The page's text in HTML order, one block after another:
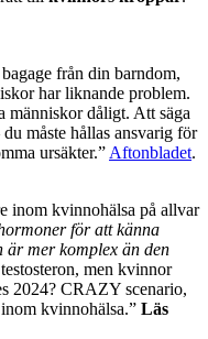
från din barndom,
har liknande problem.
människor dåligt. Att säga
måste hållas ansvarig för
ursäkter.” Aftonbladet.
inom kvinnohälsa på allvar
för att känna
är mer komplex än den
men kvinnor
2024? CRAZY scenario,
kvinnohälsa.” Läs